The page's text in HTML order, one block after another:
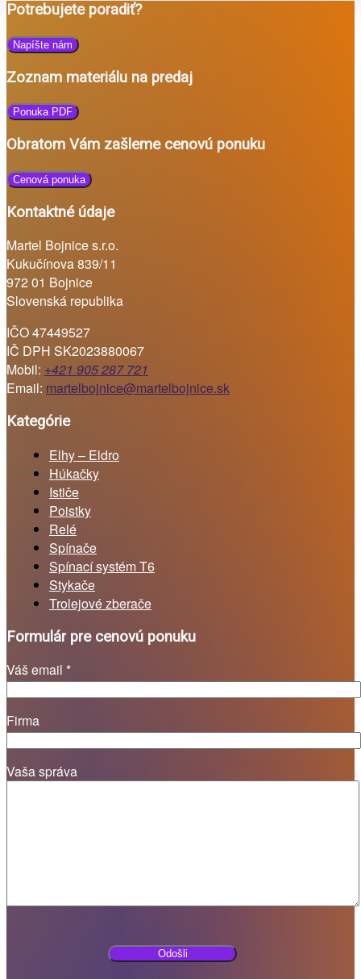
Potrebujete poradiť?
Napíšte nám
Zoznam materiálu na predaj
Ponuka PDF
Obratom Vám zašleme cenovú ponuku
Cenová ponuka
Kontaktné údaje
Martel Bojnice s.r.o.
Kukučínova 839/11
972 01 Bojnice
Slovenská republika
IČO 47449527
IČ DPH SK2023880067
Mobil: +421 905 287 721
Email: martelbojnice@martelbojnice.sk
Kategórie
Elhy – Eldro
Húkačky
Ističe
Poistky
Relé
Spínače
Spínací systém T6
Stykače
Trolejové zberače
Formulár pre cenovú ponuku
Váš email *
Firma
Vaša správa